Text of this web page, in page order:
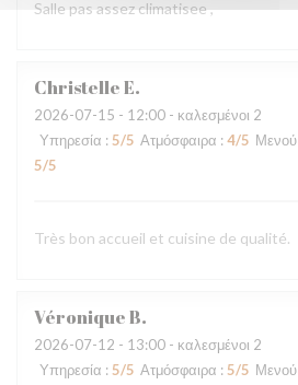
Salle pas assez climatisee ,
ChristelleE
2026-07-15 - 12:00 - καλεσμένοι 2
Υπηρεσία : 5/5 Ατμόσφαιρα : 4/5 Μενού
5/5
Très bon accueil et cuisine de qualité.
VéroniqueB
2026-07-12 - 13:00 - καλεσμένοι 2
Υπηρεσία : 5/5 Ατμόσφαιρα : 5/5 Μενού